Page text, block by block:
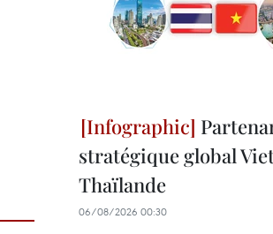
stratégique global
Thaïlande
06/08/2026 00:30